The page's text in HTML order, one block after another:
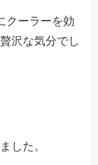
クーラーを効
沢な気分でし
した。